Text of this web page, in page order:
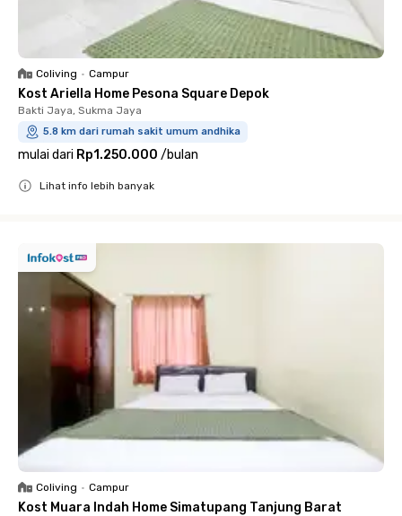
Coliving • Campur
Kost Ariella Home Pesona Square Depok
Bakti Jaya, Sukma Jaya
5.8 km dari rumah sakit umum andhika
mulai dari Rp1.250.000 /bulan
Lihat info lebih banyak
Coliving • Campur
Kost Muara Indah Home Simatupang Tanjung Barat